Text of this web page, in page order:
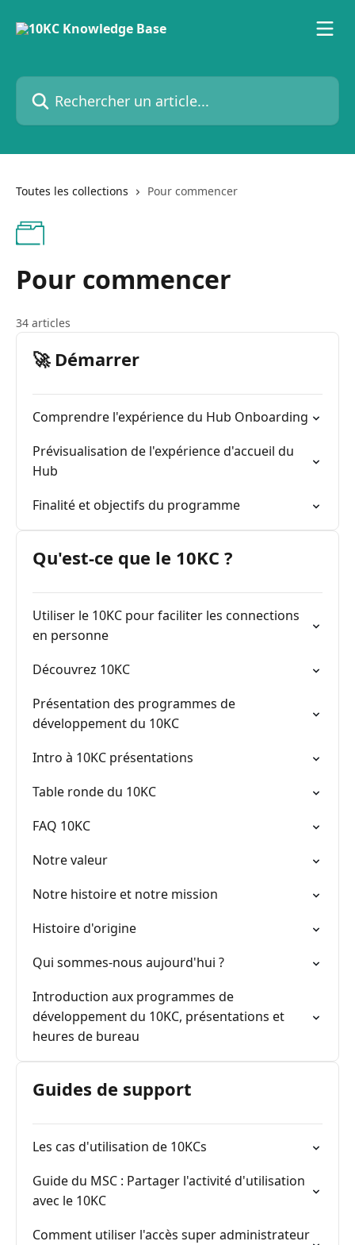
Rechercher un article...
Toutes les collections Pour commencer
Pour commencer
34 articles
🚀 Démarrer
Comprendre l'expérience du Hub Onboarding
Prévisualisation de l'expérience d'accueil du
Hub
Finalité et objectifs du programme
Qu'est-ce que le 10KC ?
Utiliser le 10KC pour faciliter les connections
en personne
Découvrez 10KC
Présentation des programmes de
développement du 10KC
Intro à 10KC présentations
Table ronde du 10KC
FAQ 10KC
Notre valeur
Notre histoire et notre mission
Histoire d'origine
Qui sommes-nous aujourd'hui ?
Introduction aux programmes de
développement du 10KC, présentations et
heures de bureau
Guides de support
Les cas d'utilisation de 10KCs
Guide du MSC : Partager l'activité d'utilisation
avec le 10KC
Comment utiliser l'accès super administrateur